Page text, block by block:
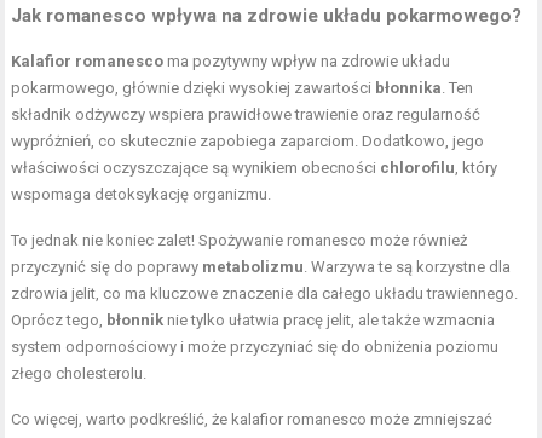
Jak romanesco wpływa na zdrowie układu pokarmowego?
Kalafior romanesco ma pozytywny wpływ na zdrowie układu
pokarmowego, głównie dzięki wysokiej zawartości błonnika. Ten
składnik odżywczy wspiera prawidłowe trawienie oraz regularność
wypróżnień, co skutecznie zapobiega zaparciom. Dodatkowo, jego
właściwości oczyszczające są wynikiem obecności chlorofilu, który
wspomaga detoksykację organizmu.
To jednak nie koniec zalet! Spożywanie romanesco może również
przyczynić się do poprawy metabolizmu. Warzywa te są korzystne dla
zdrowia jelit, co ma kluczowe znaczenie dla całego układu trawiennego.
Oprócz tego, błonnik nie tylko ułatwia pracę jelit, ale także wzmacnia
system odpornościowy i może przyczyniać się do obniżenia poziomu
złego cholesterolu.
Co więcej, warto podkreślić, że kalafior romanesco może zmniejszać